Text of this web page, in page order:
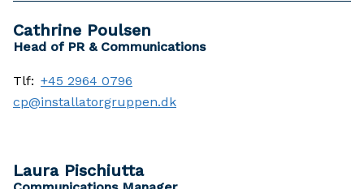
Cathrine Poulsen
Head of PR & Communications
Tlf: +45 2964 0796
cp@installatorgruppen.dk
Laura Pischiutta